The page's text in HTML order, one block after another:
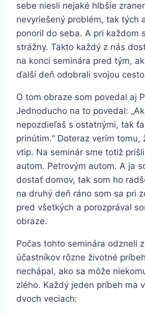
sebe niesli nejaké hlbšie
nevyriešený problém, tak tých
ponoril do seba. A pri každom
strážny. Takto každý z nás
na konci seminára pred tým,
ďalší deň odobrali svojou
O tom obraze som povedal aj
Jednoducho na to povedal:
nepozdieľaš s ostatnými, tak
prinútim.“ Doteraz verím tomu,
vtip. Na seminár sme totiž
autom. Petrovým autom. A ja
dostať domov, tak som ho
na druhý deň ráno som sa pri
pred všetkých a porozprával
obraze.
Počas tohto seminára odzneli
účastníkov rôzne životné
nechápal, ako sa môže
zlého. Každý jeden príbeh ma
dvoch veciach: